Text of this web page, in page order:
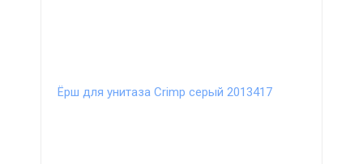
Ёрш для унитаза Crimp серый 2013417